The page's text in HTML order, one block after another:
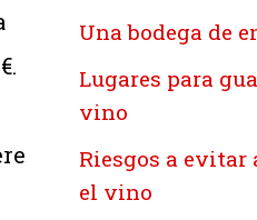
Una bodega de
Lugares para
vino
Riesgos a evitar
el vino